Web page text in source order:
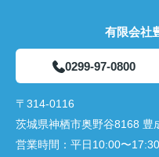
有限会社
0299-97-0800
〒314-0116
茨城県神栖市奥野谷8168 豊
営業時間： 平日10:00〜